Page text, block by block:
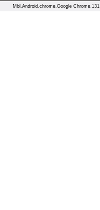
Mbl.Android.chrome.Google Chrome.131